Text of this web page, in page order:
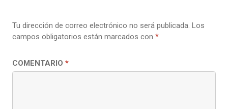
Tu dirección de correo electrónico no será publicada. Los
campos obligatorios están marcados con *
COMENTARIO *